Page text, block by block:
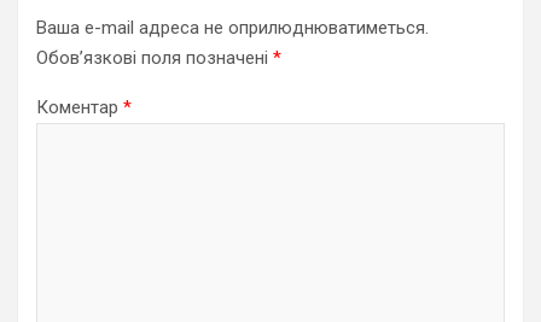
Ваша e-mail адреса не оприлюднюватиметься.
Обов’язкові поля позначені *
Коментар *